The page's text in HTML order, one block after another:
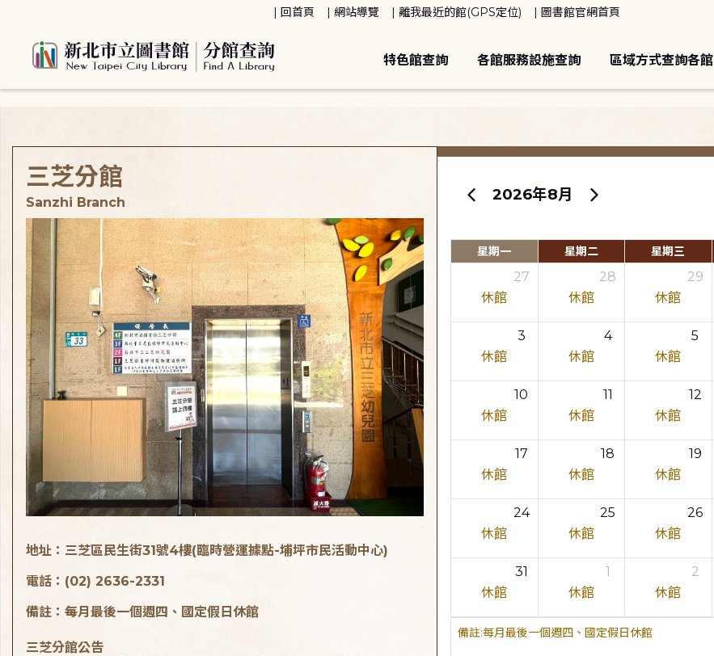
回首頁 網站導覽 離我最近的館(GPS定位) 圖書館官網首頁
特色館查詢 各館服務設施查詢 區域方式查詢各館
2026年8月
星期一 星期二 星期三
27
休館
28
休館
29
休館
3
休館
4
休館
5
休館
10
休館
11
休館
12
休館
17
休館
18
休館
19
休館
24
休館
25
休館
26
休館
31
休館
1
休館
2
休館
每月最後一個週四、國定假日休館
三芝分館
Sanzhi Branch
地址：三芝區民生街31號4樓(臨時營運據點-埔坪市民活動中心)
電話：(02) 2636-2331
備註：每月最後一個週四、國定假日休館
三芝分館公告